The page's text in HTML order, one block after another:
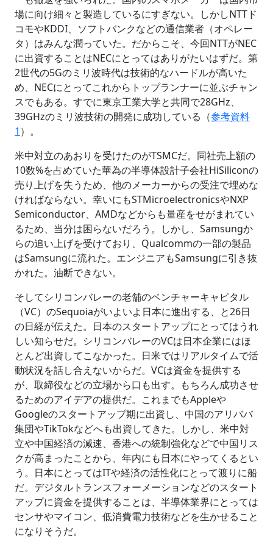
場に向け細々と製造しているにすぎない。しかしNTTド
コモやKDDI、ソフトバンクなどの通信業者（オペレー
タ）はみんな潤っていた。だからこそ、今回NTTがNEC
に出資することはNECにとってはありがたいはずだ。第
2世代の5Gのミリ波時代は技術的なハードルが高いた
め、NECにとってこれからトップランナーに並ぶチャン
スでもある。すでに東京工業大学と共同で28GHz、
39GHzのミリ波技術の開発に成功している（参考資料
1 ）。
米中対立のあおりを受けたのがTSMCだ。同社売上額の
10数%を占めていた華為の半導体設計子会社HiSiliconの
売り上げを失うため、他のメーカーからの受注で埋めな
ければならない。幸いにもSTMicroelectronicsやNXP
Semiconductor、AMDなどからも量産をせがまれてい
るため、当分は困らないだろう。しかし、Samsungか
らの追い上げを受けており、Qualcommの一部の製品
はSamsungに流れた。エンジニアもSamsungに引き抜
かれた。油断できない。
そしてシリコンバレーの老舗のベンチャーキャピタル
（VC）のSequoiaがいよいよ日本に進出する、と26日
の日経が伝えた。日本のスタートアップにとってはうれ
しい知らせだ。シリコンバレーのVCは日本企業にはほ
とんど出資してこなかった。日米ではリアルタイムで活
動状況を話し合えないからだ。VCは資金を提供する
が、取締役などの立場から口も出す。もちろん成功させ
るためのアイデアの提供だ。これまでもAppleや
Googleのスタートアップ期に出資し、中国のアリババ
集団やTikTokなどへも出資してきた。しかし、米中対
立や中国経済の減速、香港への統制強化などで中国リス
クが高まったことから、年内にも日本にやってくるとい
う。日本にとってはITや経済の活性化にとって渡りに船
だ。デジタルトランスフォーメーションなどのスタート
アップに資金を提供することは、半導体業界にとっては
センサやマイコン、低消費電力技術などを生かせること
になりそうだ。